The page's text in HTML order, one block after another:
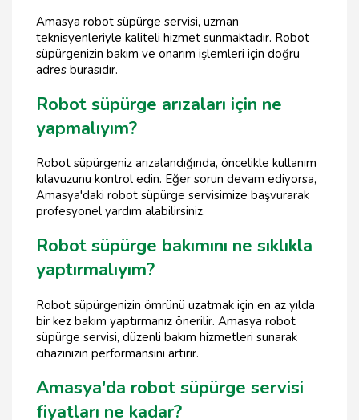
Amasya robot süpürge servisi, uzman
teknisyenleriyle kaliteli hizmet sunmaktadır. Robot
süpürgenizin bakım ve onarım işlemleri için doğru
adres burasıdır.
Robot süpürge arızaları için ne
yapmalıyım?
Robot süpürgeniz arızalandığında, öncelikle kullanım
kılavuzunu kontrol edin. Eğer sorun devam ediyorsa,
Amasya'daki robot süpürge servisimize başvurarak
profesyonel yardım alabilirsiniz.
Robot süpürge bakımını ne sıklıkla
yaptırmalıyım?
Robot süpürgenizin ömrünü uzatmak için en az yılda
bir kez bakım yaptırmanız önerilir. Amasya robot
süpürge servisi, düzenli bakım hizmetleri sunarak
cihazınızın performansını artırır.
Amasya'da robot süpürge servisi
fiyatları ne kadar?